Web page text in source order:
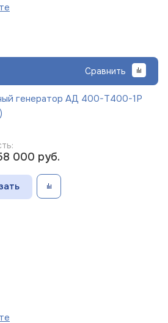
Сравнить
генератор АД 400-Т400-1Р
000 руб.